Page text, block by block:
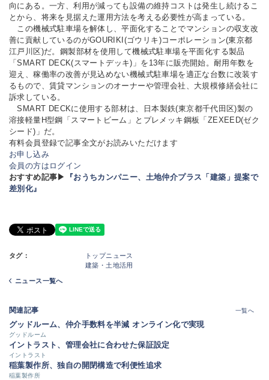
向にある。一方、利用が減っても設備の維持コストは発生し続けるこ
とから、将来を見据えた運用方法を考える必要性が高まっている。
この機械式駐車場を解体し、平面化することでマンションの収支改
善に貢献しているのがGOURIKI(ゴウリキ)コーポレーション(東京都
江戸川区)だ。鋼製部材を使用して機械式駐車場を平面化する製品
「SMART DECK(スマートデッキ)」を13年に販売開始。耐用年数を
迎え、稼働率の改善が見込めない機械式駐車場を適正な台数に改装す
るもので、賃貸マンションのオーナーや管理会社、大規模修繕会社に
訴求している。
SMART DECKに使用する部材は、日本製鉄(東京都千代田区)製の
溶接軽量H型鋼「スマートビーム」とプレメッキ鋼板「ZEXEED(ゼク
シード)」だ。
有料会員登録で記事全文がお読みいただけます
お申し込み
会員の方はログイン
おすすめ記事▶
『おうちカンパニー、土地仲介プラス「建築」提案で
差別化』
タグ：
トップニュース
建築・土地活用
ニュース一覧へ
関連記事 一覧へ
グッドルーム、仲介手数料を半減 オンライン化で実現
グッドルーム
イントラスト、管理会社に合わせた保証設定
イントラスト
稲葉製作所、独自の開閉構造で利便性追求
稲葉製作所